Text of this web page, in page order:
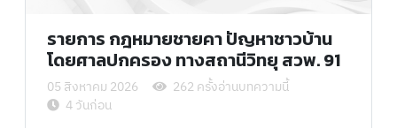
รายการ กฎหมายชายคา ปัญหาชาวบ้าน
โดยศาลปกครอง ทางสถานีวิทยุ สวพ. 91
05 สิงหาคม 2026
262 ครั้งอ่านบทความนี้
4 วันก่อน